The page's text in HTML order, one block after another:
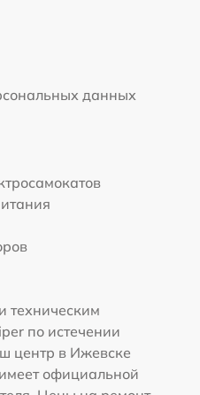
данных
техническим
по истечении
центр в Ижевске
официальной